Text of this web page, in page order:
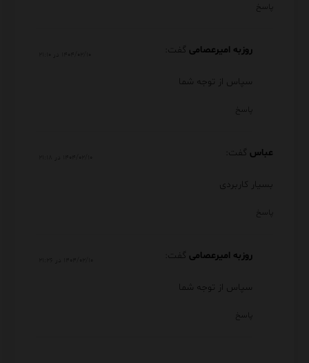
پاسخ
روزبه امیرعصامی گفت:
سپاس از توجه شما
پاسخ
عباس گفت:
بسیار کاربردی
پاسخ
روزبه امیرعصامی گفت:
سپاس از توجه شما
پاسخ